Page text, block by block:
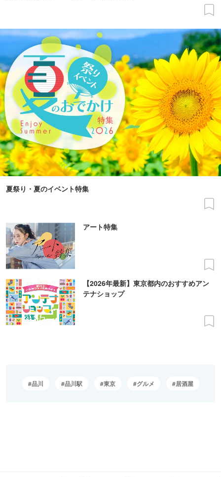
夏祭り・夏のイベント特集
アート特集
【2026年最新】東京都内のおすすめアン
テナショップ
品川 品川駅 東京 グルメ 居酒屋